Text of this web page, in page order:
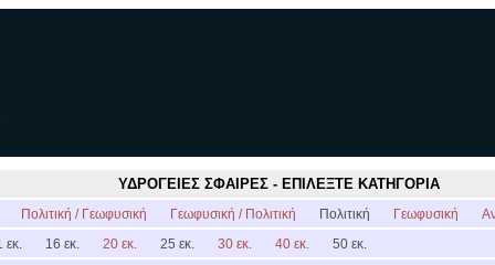
ΥΔΡΟΓΕΙΕΣ ΣΦΑΙΡΕΣ - ΕΠΙΛΕΞΤΕ ΚΑΤΗΓΟΡΙΑ
Πολιτική / Γεωφυσική Γεωφυσική / Πολιτική Πολιτική Γεωφυσική
εκ.
16 εκ. 20 εκ. 25 εκ. 30 εκ. 40 εκ.
50 εκ.